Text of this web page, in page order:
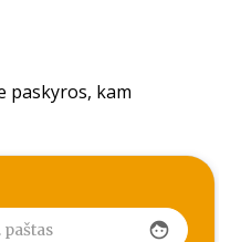
paskyros, kam
face